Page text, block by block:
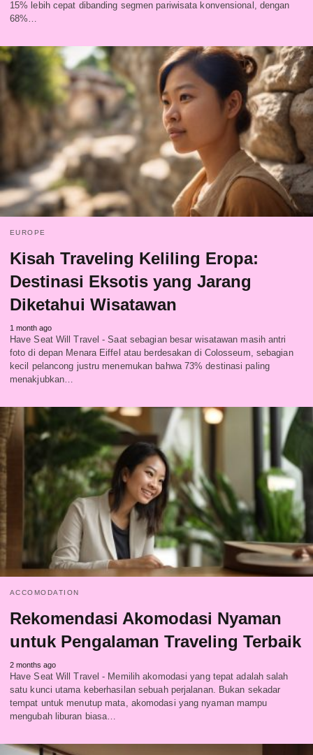
15% lebih cepat dibanding segmen pariwisata konvensional, dengan
68%…
EUROPE
Kisah Traveling Keliling Eropa:
Destinasi Eksotis yang Jarang
Diketahui Wisatawan
1 month ago
Have Seat Will Travel - Saat sebagian besar wisatawan masih antri
foto di depan Menara Eiffel atau berdesakan di Colosseum, sebagian
kecil pelancong justru menemukan bahwa 73% destinasi paling
menakjubkan…
ACCOMODATION
Rekomendasi Akomodasi Nyaman
untuk Pengalaman Traveling Terbaik
2 months ago
Have Seat Will Travel - Memilih akomodasi yang tepat adalah salah
satu kunci utama keberhasilan sebuah perjalanan. Bukan sekadar
tempat untuk menutup mata, akomodasi yang nyaman mampu
mengubah liburan biasa…